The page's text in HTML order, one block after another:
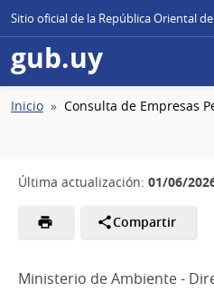
Sitio oficial de la República Oriental
gub.uy
Ruta
Inicio Consulta de Empresas
Última actualización: 01/06/
Compartir
Ministerio de Ambiente -